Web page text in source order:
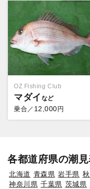
OZ Fishing Club
マダイ
乗合／ 12,000円
各都道府県の潮
北海道 青森県 岩手県
神奈川県 千葉県 茨城県